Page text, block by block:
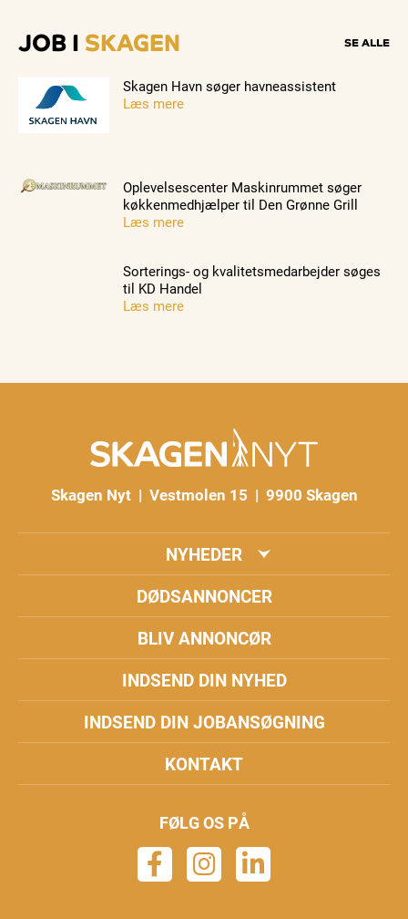
JOB I SKAGEN SE ALLE
Skagen Havn søger havneassistent
Læs mere
Oplevelsescenter Maskinrummet søger
køkkenmedhjælper til Den Grønne Grill
Læs mere
Sorterings- og kvalitetsmedarbejder søges
til KD Handel
Læs mere
Skagen Nyt | Vestmolen 15 | 9900 Skagen
NYHEDER
DØDSANNONCER
BLIV ANNONCØR
INDSEND DIN NYHED
INDSEND DIN JOBANSØGNING
KONTAKT
FØLG OS PÅ